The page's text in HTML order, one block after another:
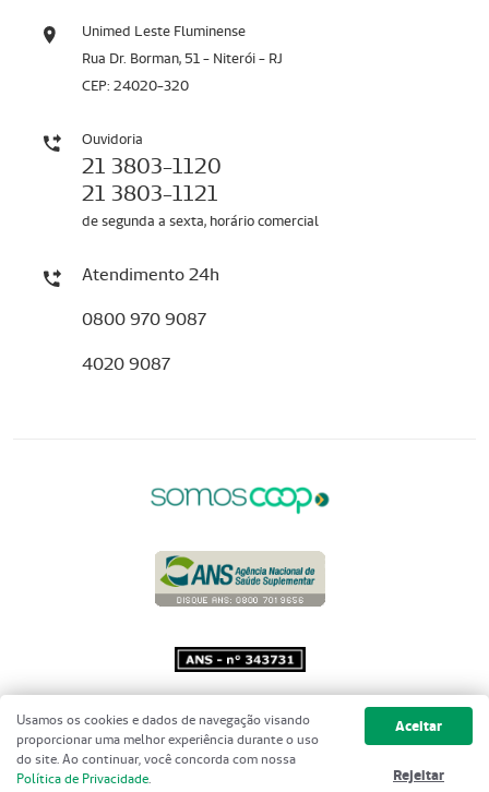
Unimed Leste Fluminense
Rua Dr. Borman, 51 - Niterói - RJ
CEP: 24020-320
Ouvidoria
21 3803-1120
21 3803-1121
de segunda a sexta, horário comercial
Atendimento 24h
0800 970 9087
4020 9087
Copyright 2001 - 2026 Unimed do
Brasil - Todos os direitos reservados
Usamos os cookies e dados de navegação visando
proporcionar uma melhor experiência durante o uso
do site. Ao continuar, você concorda com nossa
Política de Privacidade.
Aceitar
Rejeitar